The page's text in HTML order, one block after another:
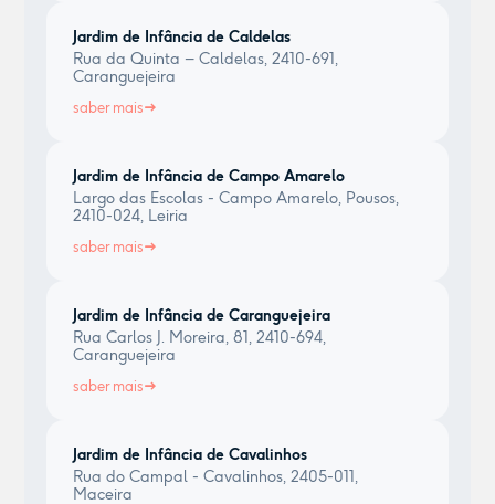
Jardim de Infância de Caldelas
Rua da Quinta – Caldelas, 2410-691,
Caranguejeira
saber mais
Jardim de Infância de Campo Amarelo
Largo das Escolas - Campo Amarelo, Pousos,
2410-024, Leiria
saber mais
Jardim de Infância de Caranguejeira
Rua Carlos J. Moreira, 81, 2410-694,
Caranguejeira
saber mais
Jardim de Infância de Cavalinhos
Rua do Campal - Cavalinhos, 2405-011,
Maceira